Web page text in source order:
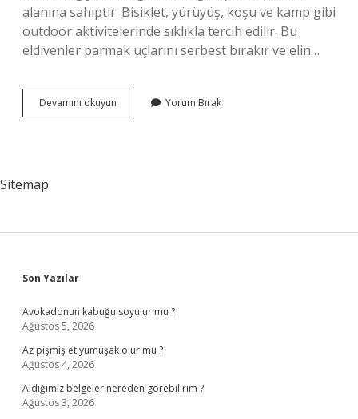
alanına sahiptir. Bisiklet, yürüyüş, koşu ve kamp gibi
outdoor aktivitelerinde sıklıkla tercih edilir. Bu
eldivenler parmak uçlarını serbest bırakır ve elin…
Devamını okuyun
Parmak
Yorum Bırak
Sitemap
Sidebar
Son Yazılar
Avokadonun kabuğu soyulur mu ?
Ağustos 5, 2026
Az pişmiş et yumuşak olur mu ?
Ağustos 4, 2026
Aldığımız belgeler nereden görebilirim ?
Ağustos 3, 2026